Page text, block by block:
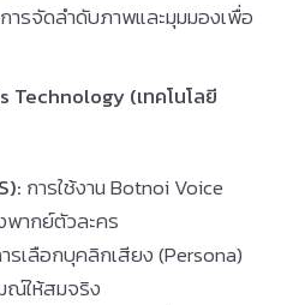
การจัดลำดับภาพและมุมมองเพื่อ
Technology (เทคโนโลยี
การใช้งาน Botnoi Voice
พากย์ตัวละคร
รเลือกบุคลิกเสียง (Persona)
ณ์ให้สมจริง